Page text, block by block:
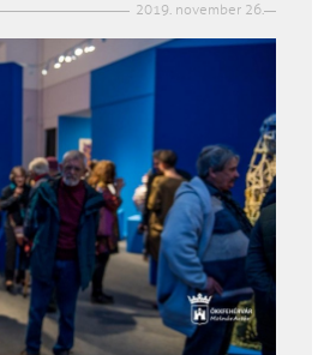
2019. november 26.